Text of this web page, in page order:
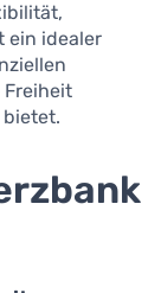
ein idealer
Freiheit